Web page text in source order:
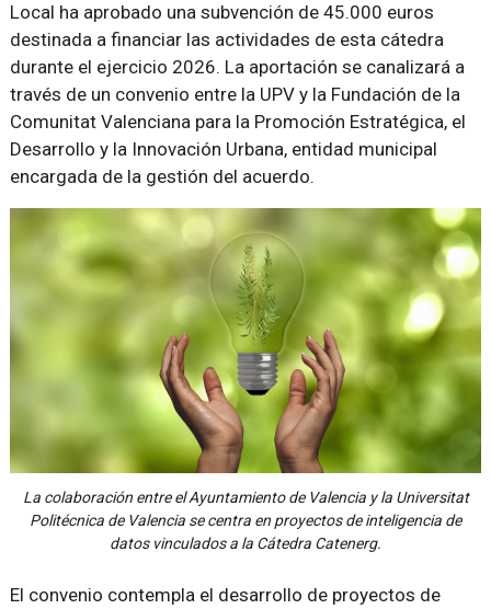
Local ha aprobado una subvención de 45.000 euros
destinada a financiar las actividades de esta cátedra
durante el ejercicio 2026. La aportación se canalizará a
través de un convenio entre la UPV y la Fundación de la
Comunitat Valenciana para la Promoción Estratégica, el
Desarrollo y la Innovación Urbana, entidad municipal
encargada de la gestión del acuerdo.
La colaboración entre el Ayuntamiento de Valencia y la Universitat
Politécnica de Valencia se centra en proyectos de inteligencia de
datos vinculados a la Cátedra Catenerg.
El convenio contempla el desarrollo de proyectos de